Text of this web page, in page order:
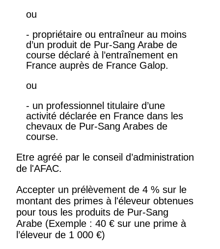
ou
- propriétaire ou entraîneur au moins
d’un produit de Pur-Sang Arabe de
course déclaré à l’entraînement en
France auprès de France Galop.
ou
- un professionnel titulaire d’une
activité déclarée en France dans les
chevaux de Pur-Sang Arabes de
course.
Etre agréé par le conseil d’administration
de l'AFAC.
Accepter un prélèvement de 4 % sur le
montant des primes à l'éleveur obtenues
pour tous les produits de Pur-Sang
Arabe (Exemple : 40 € sur une prime à
l’éleveur de 1 000 €)